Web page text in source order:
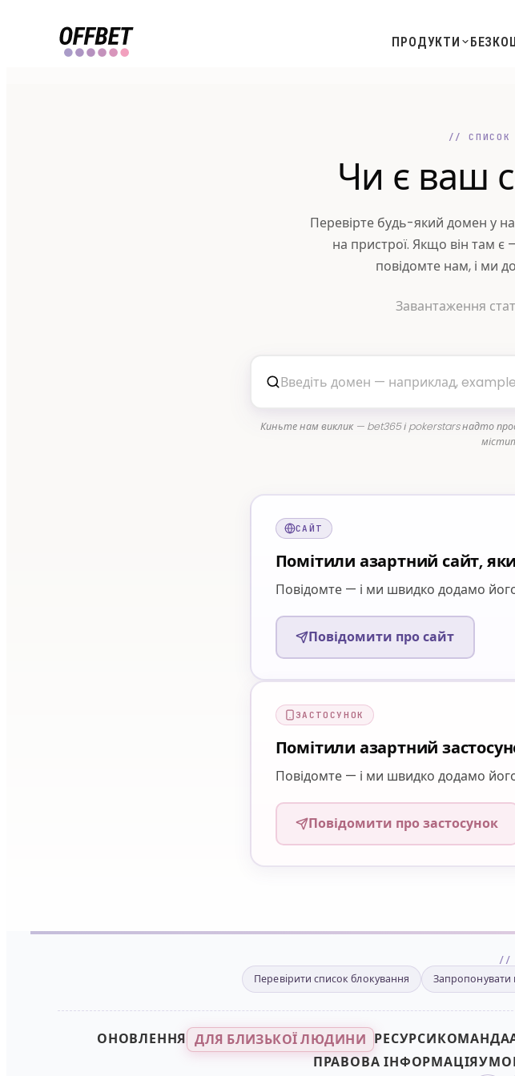
ПРОДУКТИ
// СПИСОК
Чи є ваш
Перевірте будь-який домен у
на пристрої. Якщо він там є
повідомте нам, і ми
Завантаження
Киньте нам виклик — bet365 і pokerstars надто
САЙТ
Помітили азартний сайт,
Повідомте — і ми швидко додамо
Повідомити про сайт
ЗАСТОСУНОК
Помітили азартний
Повідомте — і ми швидко додамо
Повідомити про застосунок
//
Перевірити список блокування
ОНОВЛЕННЯ ДЛЯ БЛИЗЬКОЇ ЛЮДИНИ РЕСУРСИКОМАНДА
ПРАВОВА ІНФОРМАЦІЯ